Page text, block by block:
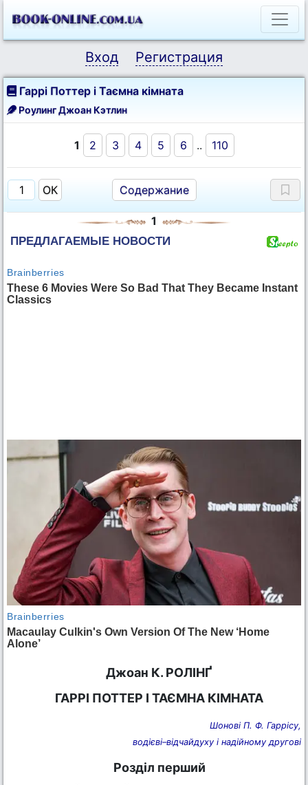
Вход Регистрация
Гаррі Поттер і Таємна кімната
Роулинг Джоан Кэтлин
1 2 3 4 5 6 .. 110
Содержание
1
Джоан К. РОЛІНҐ
ГАРРІ ПОТТЕР І ТАЄМНА КІМНАТА
Шонові П. Ф. Гаррісу,
водієві–відчайдуху і надійному другові
Розділ перший